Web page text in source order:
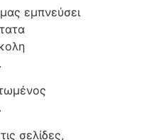
εμπνεύσει
σελίδες,